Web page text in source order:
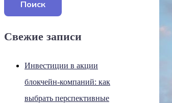
Поиск
Свежие записи
Инвестиции в акции
блокчейн-компаний: как
выбрать перспективные